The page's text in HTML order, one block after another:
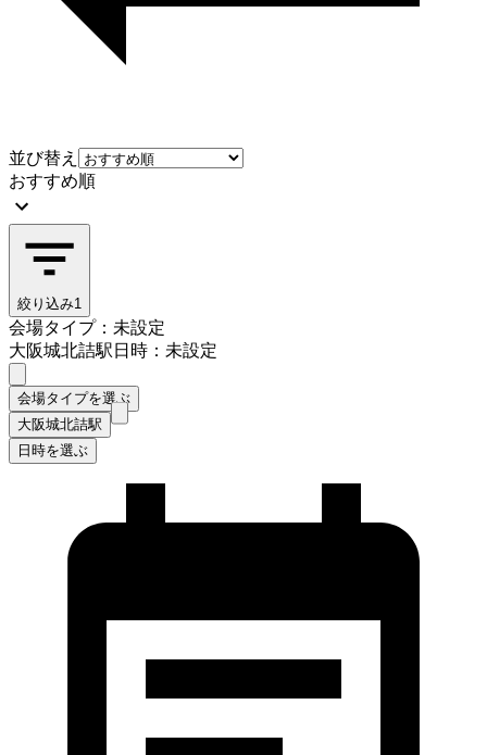
並び替え
おすすめ順
絞り込み1
会場タイプ：未設定
大阪城北詰駅日時：未設定
会場タイプを選ぶ
大阪城北詰駅
日時を選ぶ